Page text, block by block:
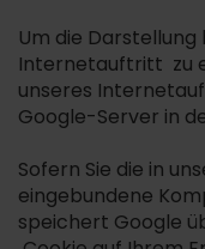
Um die
Internetauftritt zu
unseres
Google-Server in
Sofern Sie die in
eingebundene
speichert Google